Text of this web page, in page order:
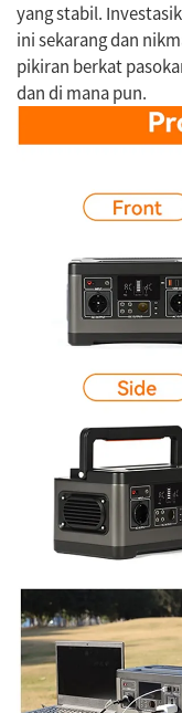
yang stabil.
ini sekarang dan
pikiran berkat
dan di mana pun.